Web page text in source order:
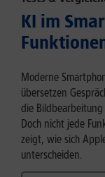
KI im
Moderne
übersetzen
die Bildbearbeitung
Doch nicht jede
zeigt, wie sich
unterscheiden.